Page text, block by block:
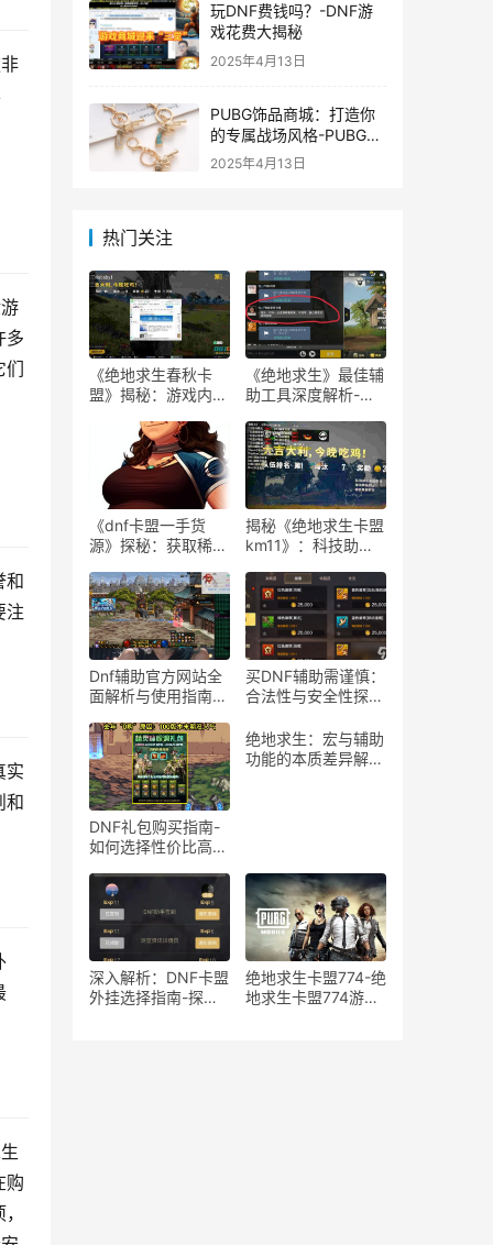
多
们
和
注
实
和
购
玩DNF费钱吗？-DNF游
戏花费大揭秘
2025年4月13日
PUBG饰品商城：打造你
的专属战场风格-PUBG游
戏内饰品购买指南
2025年4月13日
热门关注
《绝地求生春秋卡
盟》揭秘：游戏内外
《绝地求生》最佳辅
助工具深度解析-
知：选择最佳游戏辅
助软件的指南
《dnf卡盟一手货
源》探秘：获取稀有
卡盟一手货源渠道解
析与购买指南
揭秘《绝地求生卡盟
km11》：科技助力
《绝地求生卡盟
km11》深入解析：
辅助工具对游戏平衡
性的影响
Dnf辅助官方网站全
面解析与使用指南-
站功能与使用技巧
买DNF辅助需谨慎：
合法性与安全性探
助工具的合法性与潜
在风险分析
DNF礼包购买指南-
如何选择性价比高的
绝地求生：宏与辅助
功能的本质差异解
深入解析：DNF卡盟
外挂选择指南-探索
绝地求生卡盟774-绝
地求生卡盟774游戏